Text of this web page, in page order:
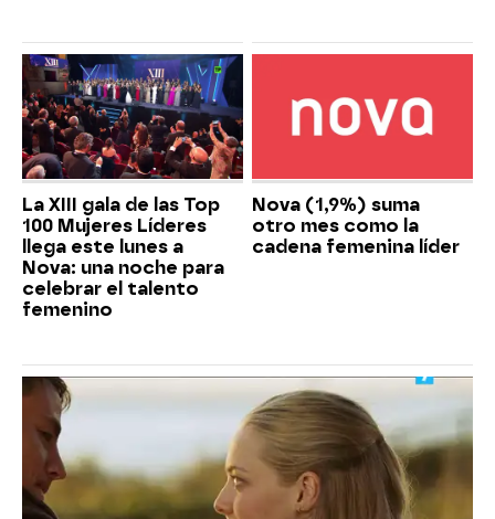
La XIII gala de las Top
100 Mujeres Líderes
llega este lunes a
Nova: una noche para
celebrar el talento
femenino
Nova (1,9%) suma
otro mes como la
cadena femenina líder